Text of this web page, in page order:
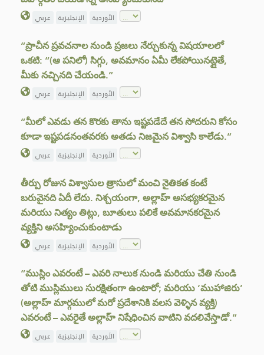
عربي الإنجليزية الأوردية
“ప్రాచీన ప్రవచనాల నుండి ప్రజలు నేర్చుకున్న విషయాలలో
ఒకటి: “(ఆ పనిలో) సిగ్గు, అవమానం ఏమీ లేకపోయినట్లైతే,
మీకు నచ్చినది చేయండి.”
عربي الإنجليزية الأوردية
“మీలో ఎవడు తన కొరకు తాను ఇష్టపడేదే తన సోదరుని కోసం
కూడా ఇష్టపడనంతవరకు అతడు నిజమైన విశ్వాసి కాలేడు.”
عربي الإنجليزية الأوردية
తీర్పు రోజున విశ్వాసుల త్రాసులో మంచి నైతికత కంటే
బరువైనది ఏదీ లేదు. నిశ్చయంగా, అల్లాహ్ అసభ్యకరమైన
మరియు నిత్యం తిట్లు, బూతులు పలికే అవమానకరమైన
వ్యక్తిని అసహ్యించుకుంటాడు
عربي الإنجليزية الأوردية
“ముస్లిం ఎవరంటే – ఎవరి నాలుక నుండి మరియు చేతి నుండి
తోటి ముస్లిములు సురక్షితంగా ఉంటారో; మరియు ‘ముహాజిరు’
(అల్లాహ్ మార్గములో మరో ప్రదేశానికి వలస వెళ్ళిన వ్యక్తి)
ఎవరంటే – ఎవరైతే అల్లాహ్ నిషేధించిన వాటిని వదలివేస్తాడో.”
عربي الإنجليزية الأوردية